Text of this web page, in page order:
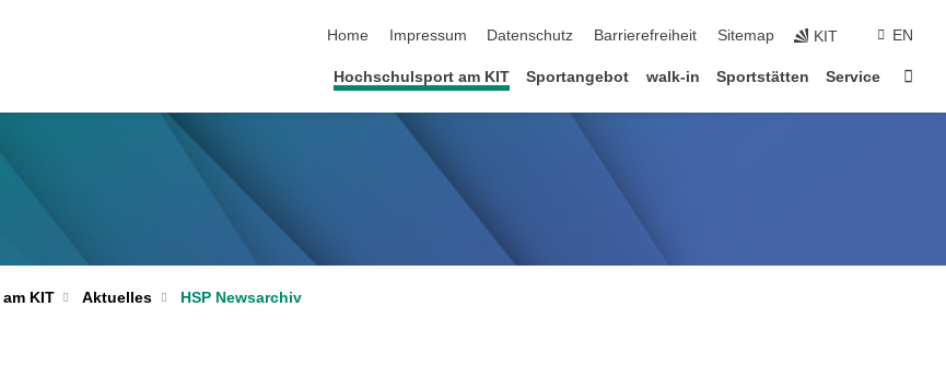
Home
Impressum Datenschutz Barrierefreiheit Sitemap KIT EN
Hochschulsport am KIT Sportangebot walk-in Sportstätten Service
KIT Aktuelles HSP Newsarchiv